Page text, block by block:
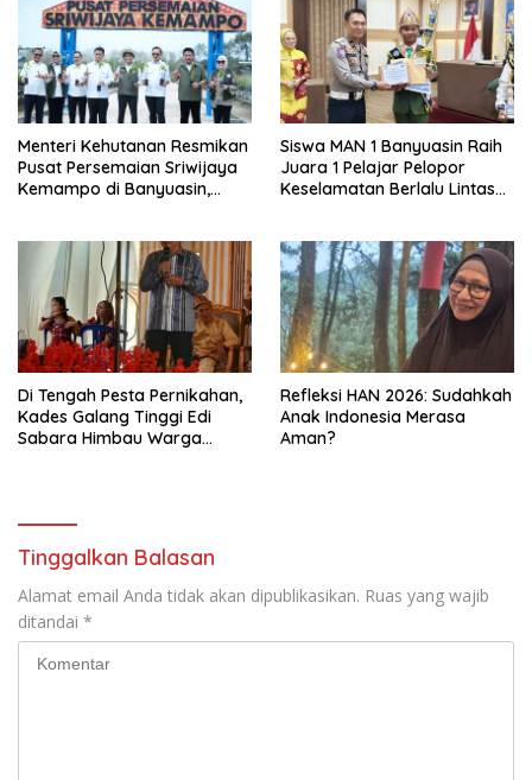
Menteri Kehutanan Resmikan
Pusat Persemaian Sriwijaya
Kemampo di Banyuasin,
Siswa MAN 1 Banyuasin Raih
Juara 1 Pelajar Pelopor
Keselamatan Berlalu Lintas
Di Tengah Pesta Pernikahan,
Kades Galang Tinggi Edi
Sabara Himbau Warga
Refleksi HAN 2026: Sudahkah
Anak Indonesia Merasa
Aman?
Tinggalkan Balasan
Alamat email Anda tidak akan dipublikasikan. Ruas yang wajib
ditandai *